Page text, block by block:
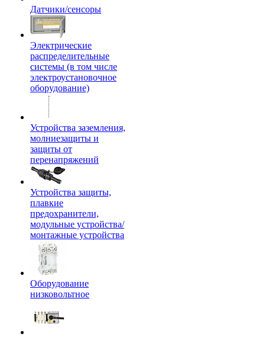
Датчики/сенсоры
Электрические
распределительные
системы (в том числе
электроустановочное
оборудование)
Устройства заземления,
молниезащиты и
защиты от
перенапряжений
Устройства защиты,
плавкие
предохранители,
модульные устройства/
монтажные устройства
Оборудование
низковольтное